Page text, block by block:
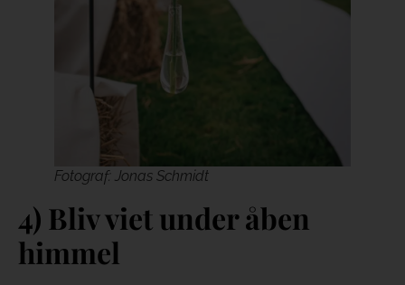
Fotograf: Jonas Schmidt
4) Bliv viet under åben
himmel